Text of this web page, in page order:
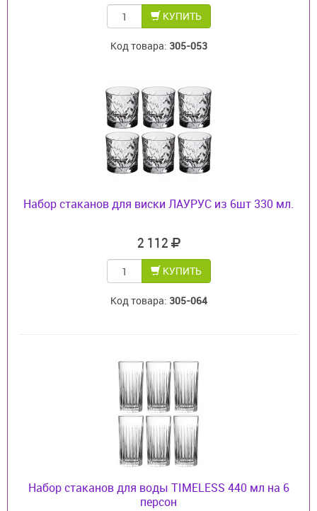
КУПИТЬ
Код товара: 305-053
Набор стаканов для виски ЛАУРУС из 6шт 330 мл.
2 112
КУПИТЬ
Код товара: 305-064
Набор стаканов для воды TIMELESS 440 мл на 6
персон